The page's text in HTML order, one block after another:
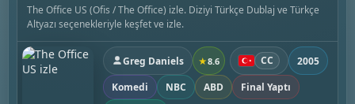
The Office US (‎Ofis‎ / The Office) izle. Diziyi Türkçe Dublaj ve Türkçe
Altyazı seçenekleriyle keşfet ve izle.
Greg Daniels ★8.6 CC
2005
Komedi
NBC ABD
Final Yaptı